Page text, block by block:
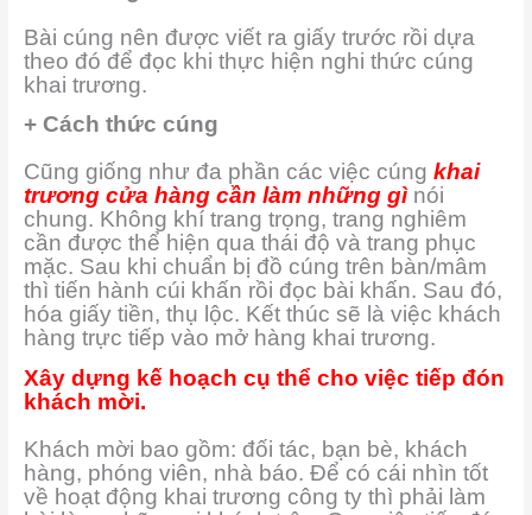
Bài cúng nên được viết ra giấy trước rồi dựa
theo đó để đọc khi thực hiện nghi thức cúng
khai trương.
+ Cách thức cúng
Cũng giống như đa phần các việc cúng khai
trương cửa hàng cần làm những gìnói
chung. Không khí trang trọng, trang nghiêm
cần được thể hiện qua thái độ và trang phục
mặc. Sau khi chuẩn bị đồ cúng trên bàn/mâm
thì tiến hành cúi khấn rồi đọc bài khấn. Sau đó,
hóa giấy tiền, thụ lộc. Kết thúc sẽ là việc khách
hàng trực tiếp vào mở hàng khai trương.
Xây dựng kế hoạch cụ thể cho việc tiếp đón
khách mời.
Khách mời bao gồm: đối tác, bạn bè, khách
hàng, phóng viên, nhà báo. Để có cái nhìn tốt
về hoạt động khai trương công ty thì phải làm